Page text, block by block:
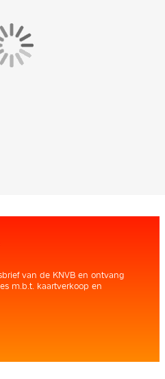
van de KNVB en ontvang
m.b.t. kaartverkoop en